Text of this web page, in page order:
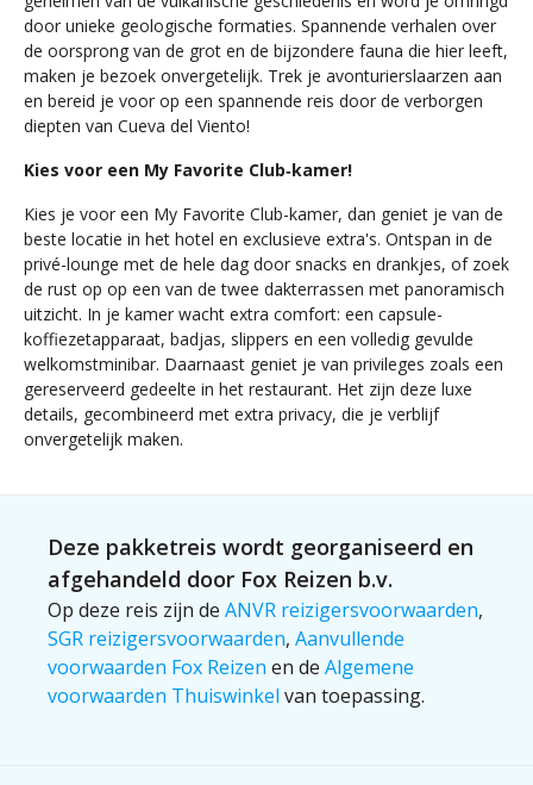
door unieke geologische formaties. Spannende verhalen over
de oorsprong van de grot en de bijzondere fauna die hier leeft,
maken je bezoek onvergetelijk. Trek je avonturierslaarzen aan
en bereid je voor op een spannende reis door de verborgen
diepten van Cueva del Viento!
Kies voor een My Favorite Club‑kamer!
Kies je voor een My Favorite Club-kamer, dan geniet je van de
beste locatie in het hotel en exclusieve extra's. Ontspan in de
privé-lounge met de hele dag door snacks en drankjes, of zoek
de rust op op een van de twee dakterrassen met panoramisch
uitzicht. In je kamer wacht extra comfort: een capsule-
koffiezetapparaat, badjas, slippers en een volledig gevulde
welkomstminibar. Daarnaast geniet je van privileges zoals een
gereserveerd gedeelte in het restaurant. Het zijn deze luxe
details, gecombineerd met extra privacy, die je verblijf
onvergetelijk maken.
Deze pakketreis wordt georganiseerd en
afgehandeld door Fox Reizen b.v.
Op deze reis zijn de ANVR reizigersvoorwaarden,
SGR reizigersvoorwaarden, Aanvullende
voorwaarden Fox Reizen en de Algemene
voorwaarden Thuiswinkel van toepassing.